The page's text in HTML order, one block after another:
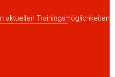
aktuellen Trainingsmöglichkeiten